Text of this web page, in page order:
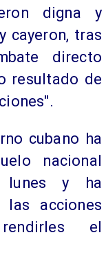
digna y
cayeron, tras
directo
resultado de
cubano ha
nacional
lunes y ha
las acciones
el